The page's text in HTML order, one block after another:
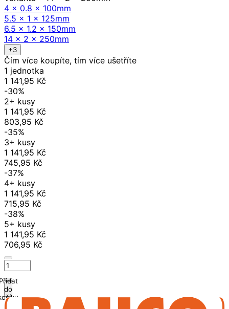
4 x 0.8 x 100mm
5.5 x 1 x 125mm
6.5 x 1.2 x 150mm
14 x 2 x 250mm
+3
Čím více koupíte, tím více ušetříte
1 jednotka
1 141,95 Kč
-30%
2+ kusy
1 141,95 Kč
803,95 Kč
-35%
3+ kusy
1 141,95 Kč
745,95 Kč
-37%
4+ kusy
1 141,95 Kč
715,95 Kč
-38%
5+ kusy
1 141,95 Kč
706,95 Kč
do